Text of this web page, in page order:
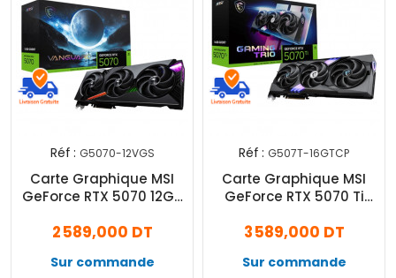
Réf : G5070-12VGS
Carte Graphique MSI
GeForce RTX 5070 12Go
2 589,000 DT
Sur commande
Réf : G507T-16GTCP
Carte Graphique MSI
GeForce RTX 5070 Ti
GDDR7
3 589,000 DT
Sur commande